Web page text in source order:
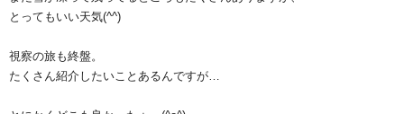
とってもいい天気(^^)
視察の旅も終盤。
たくさん紹介したいことあるんですが…